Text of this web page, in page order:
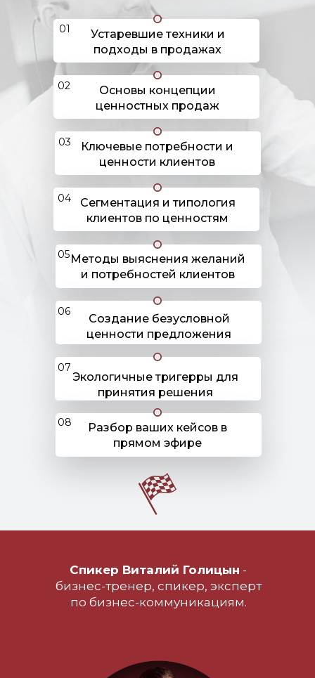
Устаревшие техники и
подходы в продажах
01
Основы концепции
ценностных продаж
02
Ключевые потребности и
ценности клиентов
03
Сегментация и типология
клиентов по ценностям
04
Методы выяснения желаний
и потребностей клиентов
05
06
Создание безусловной
ценности предложения
07
Разбор ваших кейсов в
прямом эфире
08
Экологичные тригерры для
принятия решения
Спикер Виталий Голицын -
бизнеc-тренер, спикер, эксперт
по бизнес-коммуникациям.